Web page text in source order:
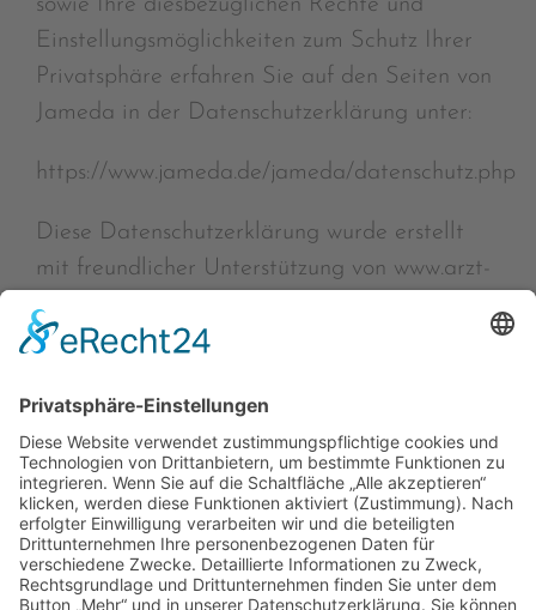
sowie Ihre diesbezüglichen Rechte und
Einstellungsmöglichkeiten zum Schutz Ihrer
Privatsphäre erfahren Sie auf den Seiten von
Jameda in der Datenschutzerklärung unter:
https://www.jameda.de/jameda/datenschutz.php
Diese Datenschutzerklärung wurde erstellt
mit freundlicher Unterstützung von www.arzt-
datenschutz.de.
Startseite»Datenschutzerklärung
Zahnarzt Dr. M. Regensburger